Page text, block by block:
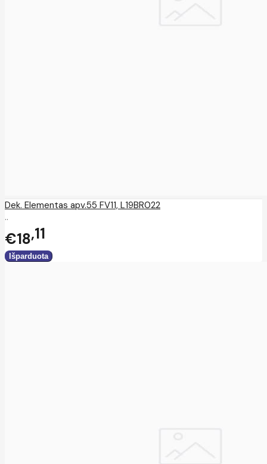
Dek. Elementas apv.55 FV11, L19BR022
..
€18 11